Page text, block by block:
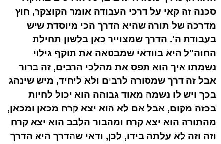
סכנה זה קאי על דרכי העבודה אומר הקוצקר, חוץ
מדרכה של תורה שהיא הדרך הכי מיוסדת שיש
בעבודת ה'. הדרך שמצוייר כאן בלשון תחילת
החוה"ל היא בוודאי שמבטאה את תוקף גילוי
נשמתו איך הוא תפס את מהלכי הרבים, זה ברור
אבל זה דרך שמסורה לרבים ולא ליחיד, מיש שינהג
בכך ויש לו נשמה מאוד גבוהה הוא יכול לחיות
בכזה מקום, אבל אם לא הוא יצא קרח מכאן ומכאן,
מהתורה הוא יצא קרח ומהבור הלבב הוא יצא קרח
וזה וזה לא עלתה בידו, לכן, ודאי שהדרך היא הדרך